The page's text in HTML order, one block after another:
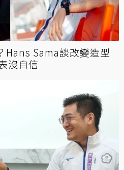
Hans Sama談改變造型
沒自信